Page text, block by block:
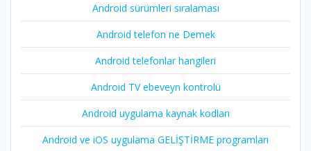
Android sürümleri sıralaması
Android telefon ne Demek
Android telefonlar hangileri
Android TV ebeveyn kontrolü
Android uygulama kaynak kodları
Android ve iOS uygulama GELİŞTİRME programları